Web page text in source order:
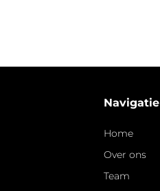
Navigatie
Home
Over ons
Team